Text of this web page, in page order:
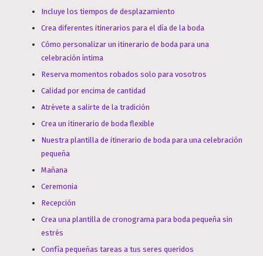
Incluye los tiempos de desplazamiento
Crea diferentes itinerarios para el día de la boda
Cómo personalizar un itinerario de boda para una
celebración íntima
Reserva momentos robados solo para vosotros
Calidad por encima de cantidad
Atrévete a salirte de la tradición
Crea un itinerario de boda flexible
Nuestra plantilla de itinerario de boda para una celebración
pequeña
Mañana
Ceremonia
Recepción
Crea una plantilla de cronograma para boda pequeña sin
estrés
Confía pequeñas tareas a tus seres queridos